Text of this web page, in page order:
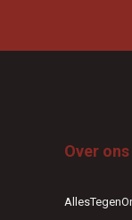
Over ons